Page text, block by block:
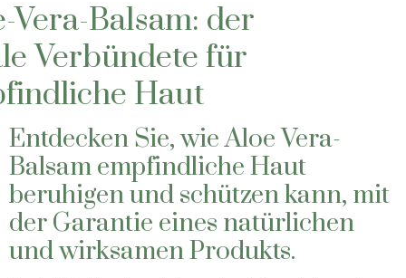
Vera-Balsam: der
Verbündete für
Haut
Entdecken Sie, wie Aloe Vera-
Balsam empfindliche Haut
beruhigen und schützen kann, mit
der Garantie eines natürlichen
und wirksamen Produkts.